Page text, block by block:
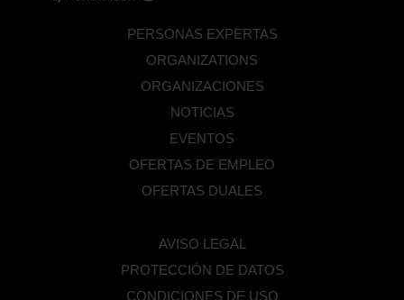
PERSONAS EXPERTAS
ORGANIZATIONS
ORGANIZACIONES
NOTICIAS
EVENTOS
OFERTAS DE EMPLEO
OFERTAS DUALES
AVISO LEGAL
PROTECCIÓN DE DATOS
CONDICIONES DE USO